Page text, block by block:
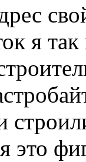
я